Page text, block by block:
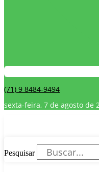
(71) 9 8484-9494
sexta-feira, 7 de agosto de
Pesquisar